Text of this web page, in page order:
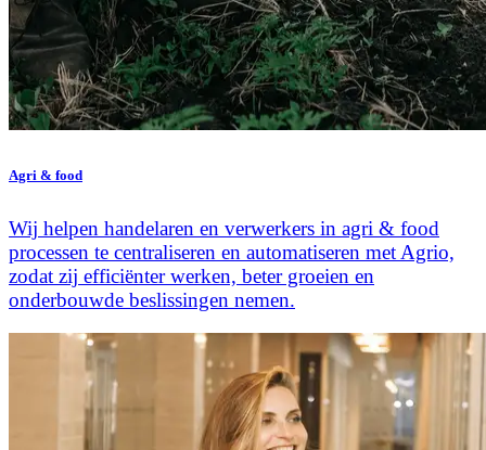
Agri & food
Wij helpen handelaren en verwerkers in agri & food
processen te centraliseren en automatiseren met Agrio,
zodat zij efficiënter werken, beter groeien en
onderbouwde beslissingen nemen.